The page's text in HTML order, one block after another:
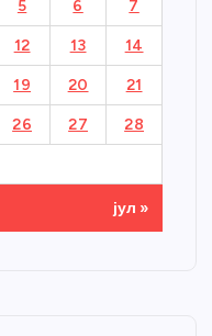
5 6 7
12 13 14
19 20 21
26 27 28
јул »